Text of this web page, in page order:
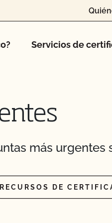
Servicios de
más
RECURSOS DE
al CCOF?
a una nueva
o el nombre de
que no puede
disponible?